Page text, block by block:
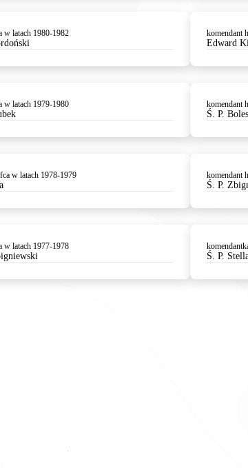
w latach 1980-1982
w latach 1979-1980
w latach 1978-1979
w latach 1977-1978
komendant
Edward
komendant
Ś. P.
komendant
Ś. P.
Ś. P.